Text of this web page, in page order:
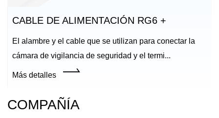
CABLE DE ALIMENTACIÓN RG6 +
El alambre y el cable que se utilizan para conectar la
cámara de vigilancia de seguridad y el termi...
Más detalles
COMPAÑÍA